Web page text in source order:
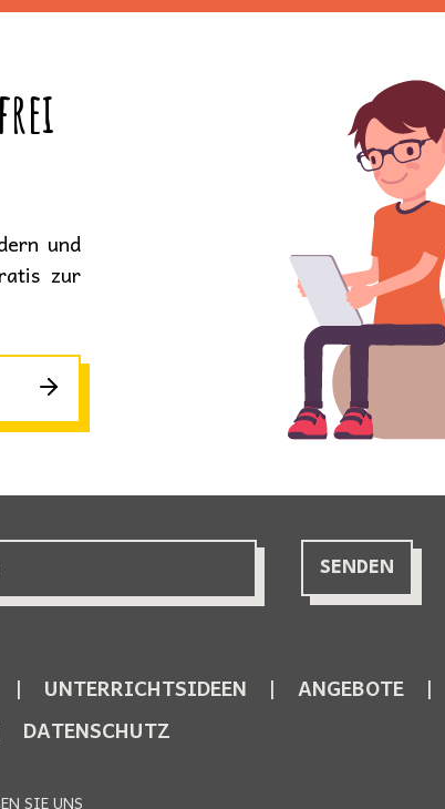
und
zur
UNTERRICHTSIDEEN ANGEBOTE
DATENSCHUTZ
SIE UNS